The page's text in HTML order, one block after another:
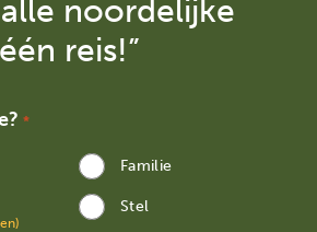
noordelijke
reis!”
*
Familie
Stel